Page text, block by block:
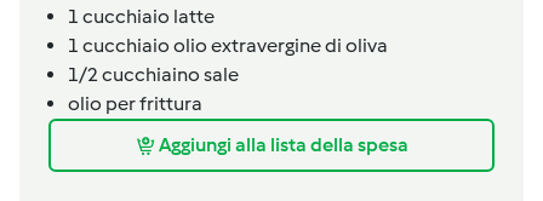
1 cucchiaio latte
1 cucchiaio olio extravergine di oliva
1/2 cucchiaino sale
olio per frittura
Aggiungi alla lista della spesa